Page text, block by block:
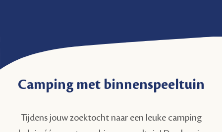
Camping met binnenspeeltuin
Tijdens jouw zoektocht naar een leuke camping